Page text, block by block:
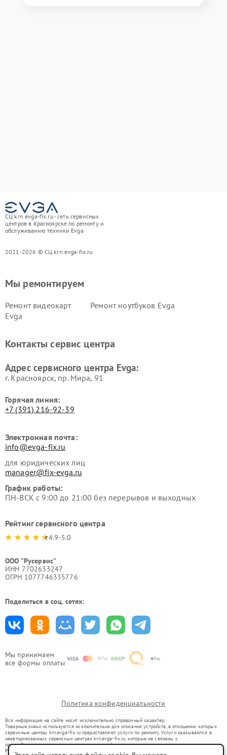
СЦ krn.evga-fix.ru - сеть сервисных
центров в Красноярске по ремонту и
обслуживанию техники Evga
2021-2026 © СЦ krn.evga-fix.ru
Мы принимаем
все формы оплаты
Мы ремонтируем
Ремонт видеокарт
Evga
Ремонт ноутбуков Evga
Контакты сервис центра
Адрес сервисного центра Evga:
г. Красноярск, ​пр. Мира, 91
Горячая линия:
+7 (391) 216-92-39
Электронная почта:
info@evga-fix.ru
для юридических лиц
manager@fix-evga.ru
График работы:
ПН-ВСК с 9:00 до 21:00 без перерывов и выходных
Рейтинг сервисного центра
4.9-5.0
ООО "Русервис"
ИНН 7702633247
ОГРН 1077746335776
Поделиться в соц. сетях:
Политика конфиденциальности
Вся информация на сайте носит исключительно справочный характер.
Товарные знаки используются исключительно для описания устройств, в отношении которых
сервисные центры krn.evga-fix.ru предоставляют услуги по ремонту. Услуги оказываются в
неавторизованных сервисных центрах krn.evga-fix.ru, которые не связаны с
правообладателями товарных знаков или их официальными представителями.
Ремонт осуществляется для устройств, уже введенных в гражданский оборот в соответствии